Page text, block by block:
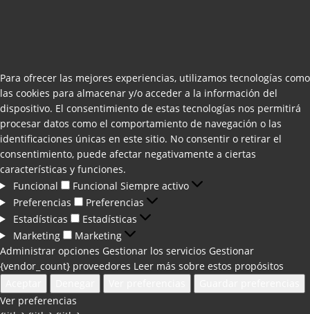
Para ofrecer las mejores experiencias, utilizamos tecnologías como
las cookies para almacenar y/o acceder a la información del
dispositivo. El consentimiento de estas tecnologías nos permitirá
procesar datos como el comportamiento de navegación o las
identificaciones únicas en este sitio. No consentir o retirar el
consentimiento, puede afectar negativamente a ciertas
características y funciones.
Funcional
Funcional Siempre activo
Preferencias
Preferencias
Estadísticas
Estadísticas
Marketing
Marketing
Administrar opciones Gestionar los servicios Gestionar
{vendor_count} proveedores Leer más sobre estos propósitos
Ver preferencias